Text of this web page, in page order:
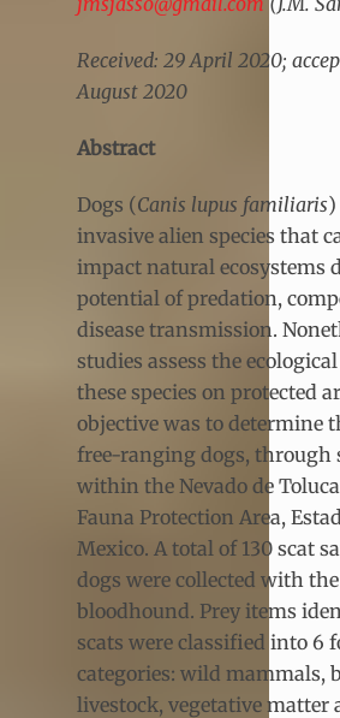
Received: 29 April 2020;
August 2020
Abstract
Dogs (Canis lupus familiaris)
invasive alien species that
impact natural ecosystems
potential of predation,
disease transmission.
studies assess the
these species on protected
objective was to determine
free-ranging dogs, through
within the Nevado de
Fauna Protection Area,
Mexico. A total of 130 scat
dogs were collected with
bloodhound. Prey items
scats were classified into 6
categories: wild mammals,
livestock, vegetative matter